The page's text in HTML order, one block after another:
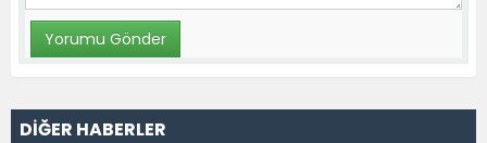
DİĞER HABERLER